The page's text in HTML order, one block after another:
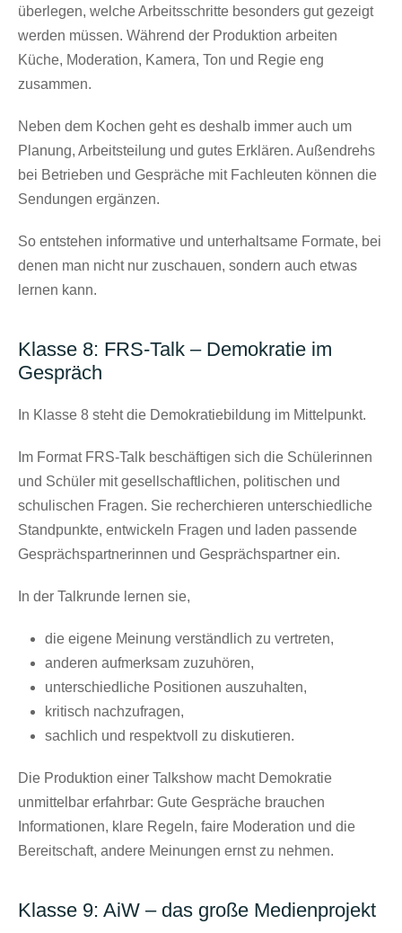
überlegen, welche Arbeitsschritte besonders gut gezeigt
werden müssen. Während der Produktion arbeiten
Küche, Moderation, Kamera, Ton und Regie eng
zusammen.
Neben dem Kochen geht es deshalb immer auch um
Planung, Arbeitsteilung und gutes Erklären. Außendrehs
bei Betrieben und Gespräche mit Fachleuten können die
Sendungen ergänzen.
So entstehen informative und unterhaltsame Formate, bei
denen man nicht nur zuschauen, sondern auch etwas
lernen kann.
Klasse 8: FRS-Talk – Demokratie im
Gespräch
In Klasse 8 steht die Demokratiebildung im Mittelpunkt.
Im Format FRS-Talk beschäftigen sich die Schülerinnen
und Schüler mit gesellschaftlichen, politischen und
schulischen Fragen. Sie recherchieren unterschiedliche
Standpunkte, entwickeln Fragen und laden passende
Gesprächspartnerinnen und Gesprächspartner ein.
In der Talkrunde lernen sie,
die eigene Meinung verständlich zu vertreten,
anderen aufmerksam zuzuhören,
unterschiedliche Positionen auszuhalten,
kritisch nachzufragen,
sachlich und respektvoll zu diskutieren.
Die Produktion einer Talkshow macht Demokratie
unmittelbar erfahrbar: Gute Gespräche brauchen
Informationen, klare Regeln, faire Moderation und die
Bereitschaft, andere Meinungen ernst zu nehmen.
Klasse 9: AiW – das große Medienprojekt